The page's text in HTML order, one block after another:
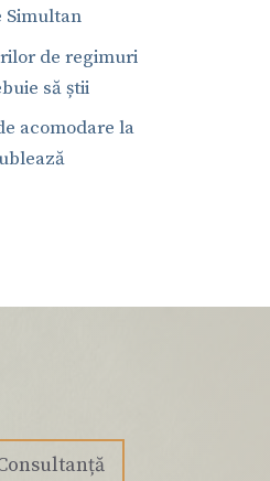
Simultan
de regimuri
să știi
acomodare la